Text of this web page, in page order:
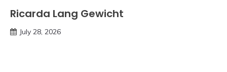
Trends
Ricarda Lang Gewicht
July 28, 2026